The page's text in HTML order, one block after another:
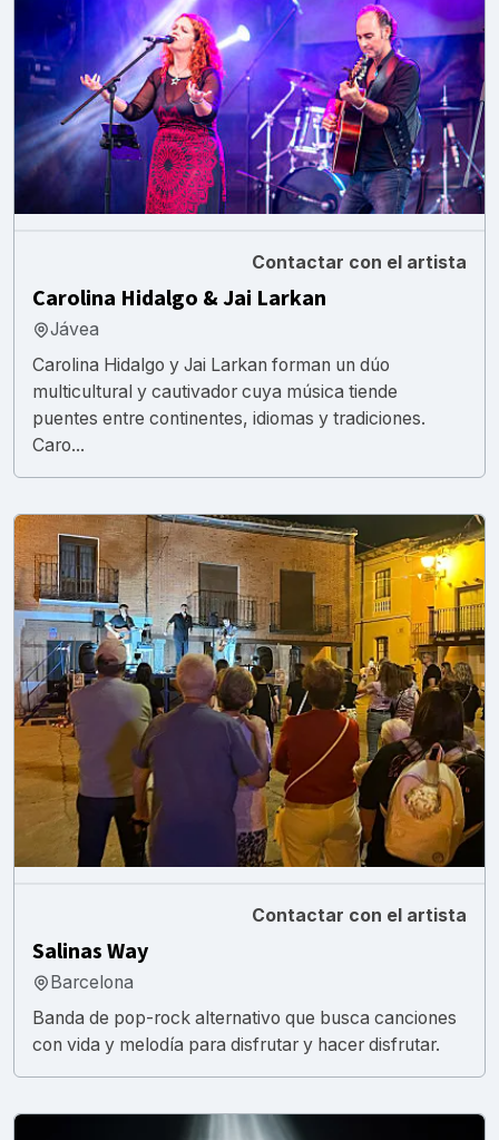
Contactar con el artista
Carolina Hidalgo & Jai Larkan
Jávea
Carolina Hidalgo y Jai Larkan forman un dúo
multicultural y cautivador cuya música tiende
puentes entre continentes, idiomas y tradiciones.
Caro...
Contactar con el artista
Salinas Way
Barcelona
Banda de pop-rock alternativo que busca canciones
con vida y melodía para disfrutar y hacer disfrutar.